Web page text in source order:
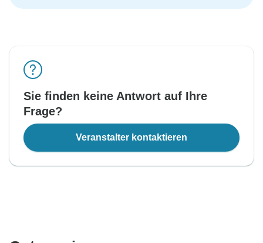
Sie finden keine Antwort auf Ihre
Frage?
Veranstalter kontaktieren